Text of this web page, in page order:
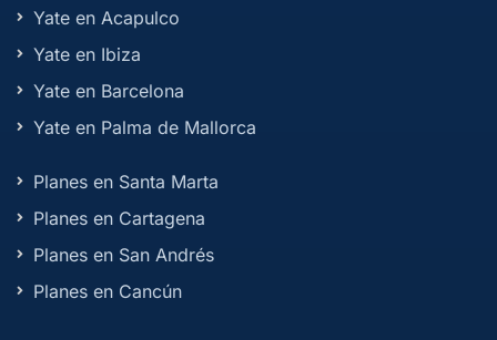
Yate en Acapulco
Yate en Ibiza
Yate en Barcelona
Yate en Palma de Mallorca
Planes en Santa Marta
Planes en Cartagena
Planes en San Andrés
Planes en Cancún